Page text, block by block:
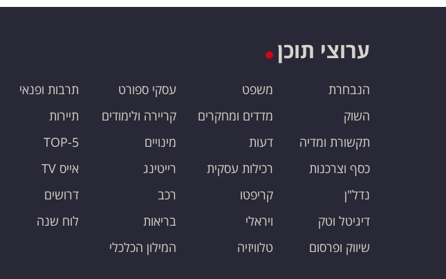
ערוצי תוכן
הנבחרת
השוק
תקשורת ומדיה
כסף וצרכנות
נדל"ן
דיגיטל וטק
שיווק ופרסום
משפט
מדדים ומחקרים
דעות
רכילות עסקית
קריפטו
ויראלי
טלוויזיה
עסקי ספורט
קריירה ולימודים
מינויים
רייטינג
רכב
בריאות
המילון הכלכלי
תרבות ופנאי
תיירות
TOP-5
אייס TV
דרושים
לוח שנה